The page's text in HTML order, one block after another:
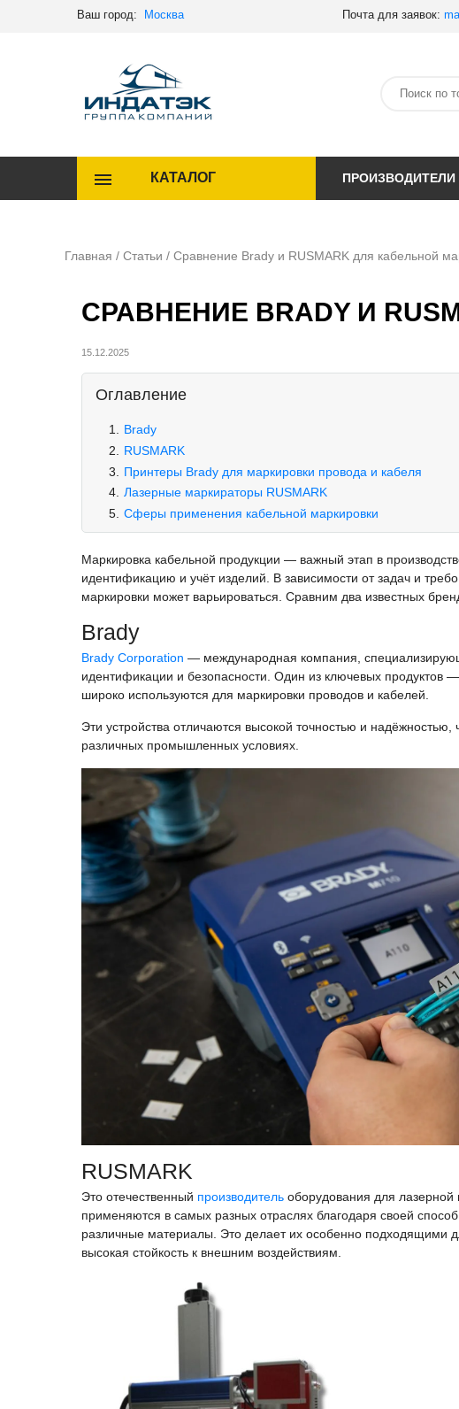
Ваш город: Москва Почта для заявок:
КАТАЛОГ ПРОИЗВОДИТЕЛИ
Главная / Статьи / Сравнение Brady и RUSMARK для кабельной
СРАВНЕНИЕ BRADY И
15.12.2025
Оглавление
Brady
RUSMARK
Принтеры Brady для маркировки провода и кабеля
Лазерные маркираторы RUSMARK
Сферы применения кабельной маркировки
Маркировка кабельной продукции — важный этап в
идентификацию и учёт изделий. В зависимости от задач и
маркировки может варьироваться. Сравним два известных
Brady
Brady Corporation — международная компания,
идентификации и безопасности. Один из ключевых продуктов —
широко используются для маркировки проводов и кабелей.
Эти устройства отличаются высокой точностью и
различных промышленных условиях.
RUSMARK
Это отечественный производительоборудования для лазерной
применяются в самых разных отраслях благодаря своей
различные материалы. Это делает их особенно подходящими
высокая стойкость к внешним воздействиям.